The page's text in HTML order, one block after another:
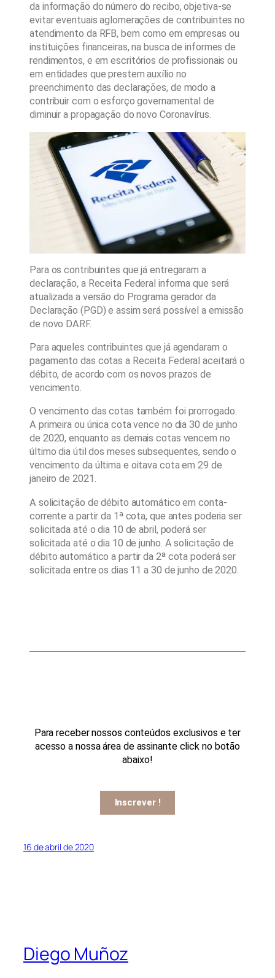
da informação do número do recibo, objetiva-se
evitar eventuais aglomerações de contribuintes no
atendimento da RFB, bem como em empresas ou
instituições financeiras, na busca de informes de
rendimentos, e em escritórios de profissionais ou
em entidades que prestem auxílio no
preenchimento das declarações, de modo a
contribuir com o esforço governamental de
diminuir a propagação do novo Coronavírus.
Para os contribuintes que já entregaram a
declaração, a Receita Federal informa que será
atualizada a versão do Programa gerador da
Declaração (PGD) e assim será possível a emissão
de novo DARF.
Para aqueles contribuintes que já agendaram o
pagamento das cotas a Receita Federal aceitará o
débito, de acordo com os novos prazos de
vencimento.
O vencimento das cotas também foi prorrogado.
A primeira ou única cota vence no dia 30 de junho
de 2020, enquanto as demais cotas vencem no
último dia útil dos meses subsequentes, sendo o
vencimento da última e oitava cota em 29 de
janeiro de 2021.
A solicitação de débito automático em conta-
corrente a partir da 1ª cota, que antes poderia ser
solicitada até o dia 10 de abril, poderá ser
solicitada até o dia 10 de junho. A solicitação de
débito automático a partir da 2ª cota poderá ser
solicitada entre os dias 11 a 30 de junho de 2020.
Para receber nossos conteúdos exclusivos e ter
acesso a nossa área de assinante click no botão
abaixo!
Inscrever !
16 de abril de 2020
Diego Muñoz